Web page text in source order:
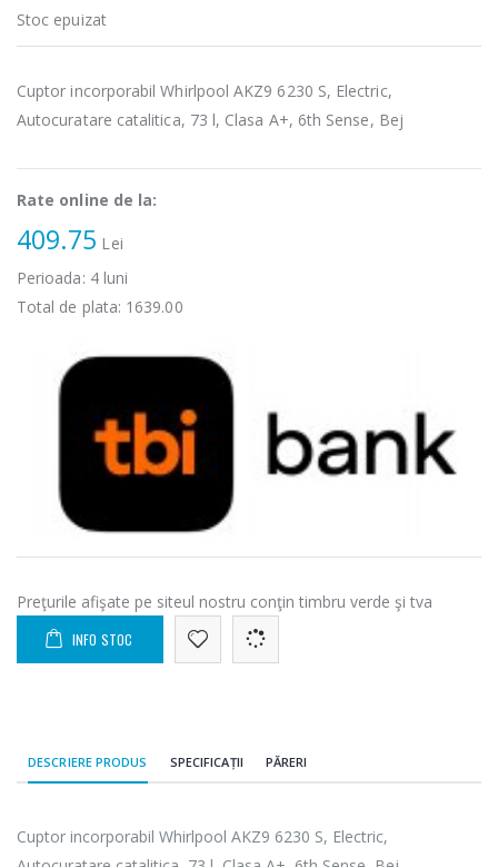
Stoc epuizat
Cuptor incorporabil Whirlpool AKZ9 6230 S, Electric,
Autocuratare catalitica, 73 l, Clasa A+, 6th Sense, Bej
Rate online de la:
409.75 Lei
Perioada: 4luni
Total de plata: 1639.00
Preţurile afişate pe siteul nostru conţin timbru verde şi tva
INFO STOC
DESCRIERE PRODUS SPECIFICAȚII PĂRERI
Cuptor incorporabil Whirlpool AKZ9 6230 S, Electric,
-25%
Fierbator
electric cu filtru
...
89,00 Lei
549,00 Lei
-33%
carne
NobeLTek ...
DC1000SSBK ...
139,00 Lei
Heinner ...